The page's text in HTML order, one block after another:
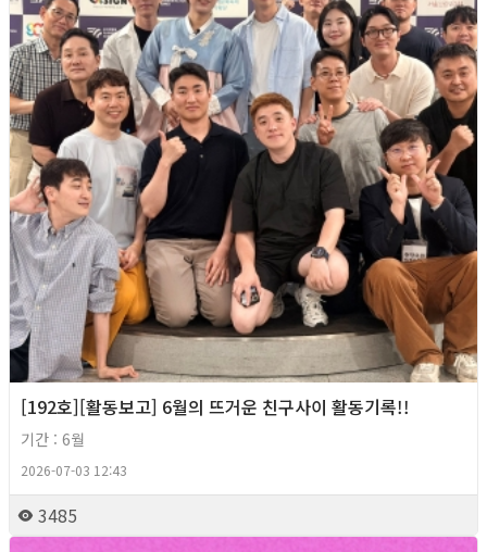
[192호][활동보고] 6월의 뜨거운 친구사이 활동기록!!
기간 : 6월
2026-07-03 12:43
3485